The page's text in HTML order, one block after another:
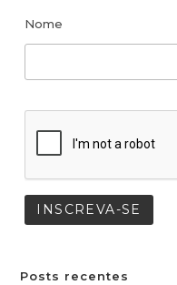
Nome
Posts recentes